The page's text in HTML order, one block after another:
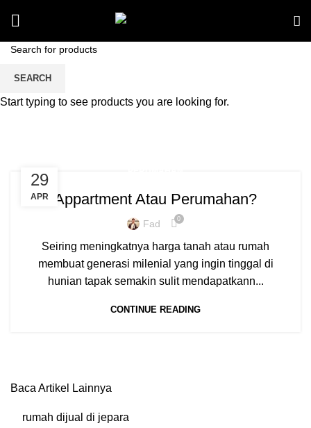
Tag Archives: rumah atau
apartemen
29
APR Appartment Atau Perumahan?
Fad 0
Seiring meningkatnya harga tanah atau rumah
membuat generasi milenial yang ingin tinggal di
hunian tapak semakin sulit mendapatkann...
CONTINUE READING
Baca Artikel Lainnya
rumah dijual di jepara
SEARCH
Start typing to see products you are looking for.